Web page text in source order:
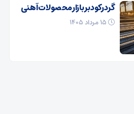
گرد رکود بر بازار محصولات آهنی